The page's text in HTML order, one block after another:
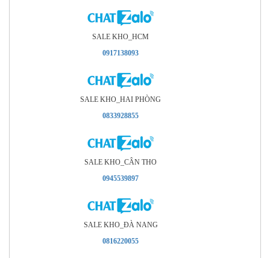
SALE KHO_HCM
0917138093
SALE KHO_HAI PHÒNG
0833928855
SALE KHO_CÂN THO
0945539897
SALE KHO_ÐÀ NANG
0816220055